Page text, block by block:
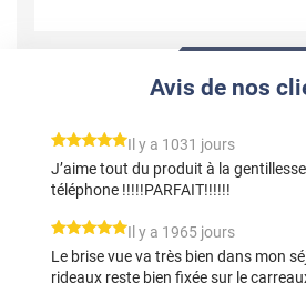
Avis de nos
*****
Il y a 1031 jours
J’aime tout du produit à la
téléphone !!!!!PARFAIT!!!!!!
*****
Il y a 1965 jours
Le brise vue va très bien dans mon
rideaux reste bien fixée sur le